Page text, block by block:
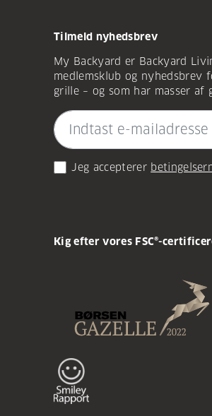
Tilmeld nyhedsbrev
My Backyard er Backyard
medlemsklub og nyhedsbrev
grille – og som har masser af
Jeg accepterer
Kig efter vores FSC®-